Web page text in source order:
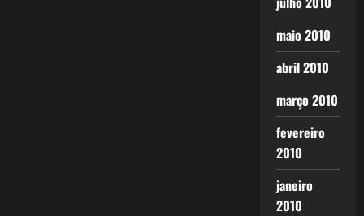
maio 2010
abril 2010
março 2010
fevereiro
2010
janeiro
2010